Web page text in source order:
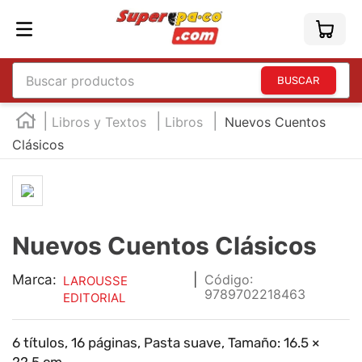
Buscar productos
Libros y Textos Libros
Nuevos Cuentos
Clásicos
Nuevos Cuentos Clásicos
Marca: LAROUSSE
EDITORIAL
:
9789702218463
6 títulos, 16 páginas, Pasta suave, Tamaño: 16.5 ×
TÉRMINOS MÁS BUSCADOS
1.
england
3
5.
mouse
6.
marcadores
8.
teclado